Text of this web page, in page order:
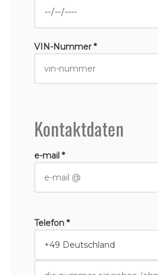
VIN-Nummer *
Kontaktdaten
e-mail *
Telefon *